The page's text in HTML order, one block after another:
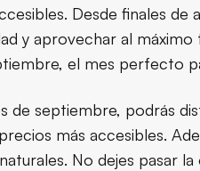
Desde finales
y aprovechar al
el mes perfecto
de septiembre, podrás
más accesibles.
No dejes pasar